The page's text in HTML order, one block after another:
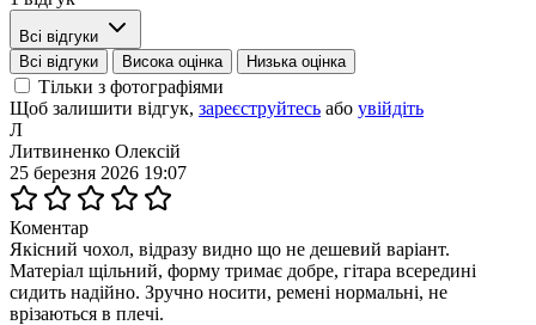
Всі відгуки
Всі відгуки
Висока оцінка Низька оцінка
Тільки з фотографіями
Щоб залишити відгук, зареєструйтесь або увійдіть
Л
Литвиненко Олексій
25 березня 2026 19:07
Коментар
Якісний чохол, відразу видно що не дешевий варіант.
Матеріал щільний, форму тримає добре, гітара всередині
сидить надійно. Зручно носити, ремені нормальні, не
врізаються в плечі.